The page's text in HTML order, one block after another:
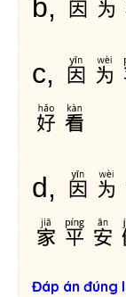
b,
c, 因
好看
d, 因
家平安
Đáp án đúng